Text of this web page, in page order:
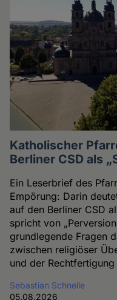
Katholischer
Berliner CSD als
Ein Leserbrief des
Empörung: Darin
auf den Berliner CSD
spricht von
grundlegende Fragen
zwischen religiöser
und der
Sebastian Schnelle
05.08.2026